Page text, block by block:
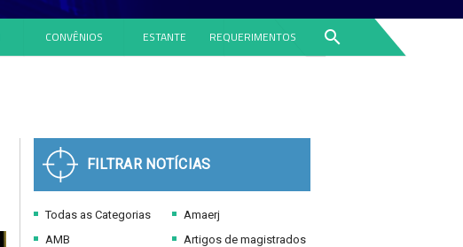
CONVÊNIOS ESTANTE REQUERIMENTOS search
FILTRAR NOTÍCIAS
Todas as Categorias
AMB
Amaerj
Artigos de magistrados